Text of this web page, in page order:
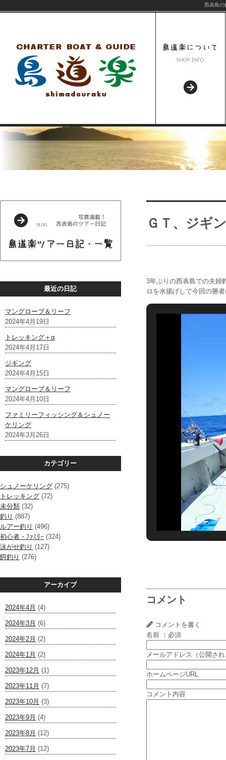
西表島の
最近の日記
マングローブ＆リーフ
2024年4月19日
トレッキング＋α
2024年4月17日
ジギング
2024年4月15日
マングローブ＆リーフ
2024年4月10日
ファミリーフィッシング＆シュノー
ケリング
2024年3月26日
カテゴリー
シュノーケリング (275)
トレッキング (72)
未分類 (32)
釣り (887)
ルアー釣り (496)
初心者・ﾌｧﾐﾘｰ (324)
泳がせ釣り (127)
餌釣り (276)
アーカイブ
2024年4月 (4)
2024年3月 (6)
2024年2月 (2)
2024年1月 (2)
2023年12月 (1)
2023年11月 (7)
2023年10月 (3)
2023年9月 (4)
2023年8月 (12)
2023年7月 (12)
ＧＴ、ジギ
3年ぶりの西表島での夫婦
ロを水揚げして今回の
コメント
コメントを書く
名前 ：必須
メールアドレス（公開さ
ホームページURL
コメント内容